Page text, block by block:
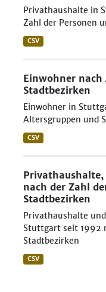
Privathaushalte in
Zahl der Personen
CSV
Einwohner nach
Stadtbezirken
Einwohner in
Altersgruppen und
CSV
nach der Zahl
Stadtbezirken
Privathaushalte
Stuttgart seit 1992
Stadtbezirken
CSV